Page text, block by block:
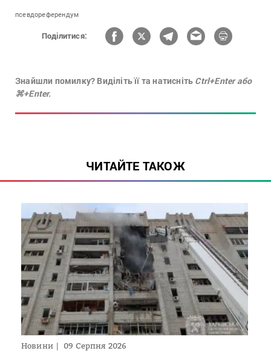
псевдореферендум
Поділитися:
Знайшли помилку? Виділіть її та натисніть Ctrl+Enter або
⌘+Enter.
ЧИТАЙТЕ ТАКОЖ
Новини 09 Серпня 2026